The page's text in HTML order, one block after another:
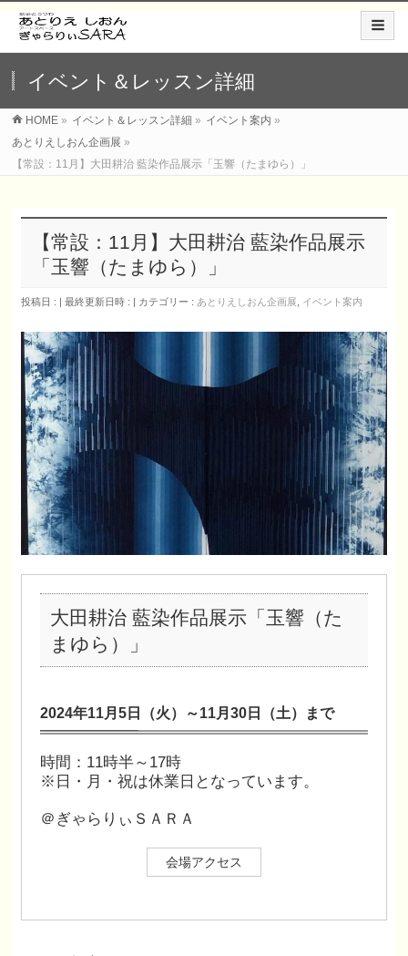
イベント＆レッスン詳細
HOME » イベント＆レッスン詳細 » イベント案内 »
あとりえしおん企画展 »
【常設：11月】大田耕治 藍染作品展示「玉響（たまゆら）」
【常設：11月】大田耕治 藍染作品展示
「玉響（たまゆら）」
投稿日 : 最終更新日時 : カテゴリー : あとりえしおん企画展 イベント案内
大田耕治 藍染作品展示「玉響（た
まゆら）」
2024年11月5 日 （火）～11月30日（土）まで
時間：11時半～17時
※日・月・祝は休業日となっています。
＠ぎゃらりぃＳＡＲＡ
会場アクセス